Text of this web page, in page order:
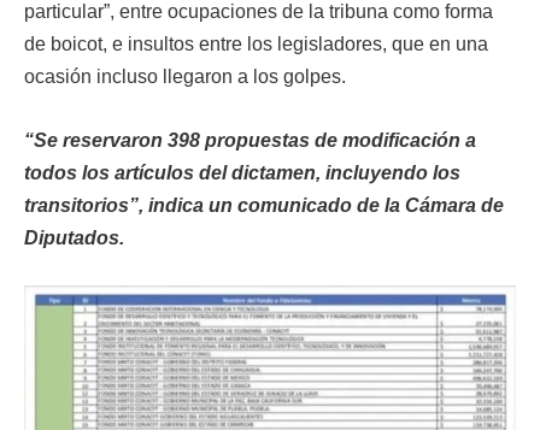
particular”, entre ocupaciones de la tribuna como forma
de boicot, e insultos entre los legisladores, que en una
ocasión incluso llegaron a los golpes.
“Se reservaron 398 propuestas de modificación a
todos los artículos del dictamen, incluyendo los
transitorios”, indica un comunicado de la Cámara de
Diputados.